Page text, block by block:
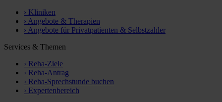
› Kliniken
› Angebote & Therapien
› Angebote für Privatpatienten & Selbstzahler
Services & Themen
› Reha-Ziele
› Reha-Antrag
› Reha-Sprechstunde buchen
› Expertenbereich